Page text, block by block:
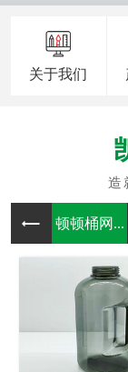
关于我们
顿顿桶网...